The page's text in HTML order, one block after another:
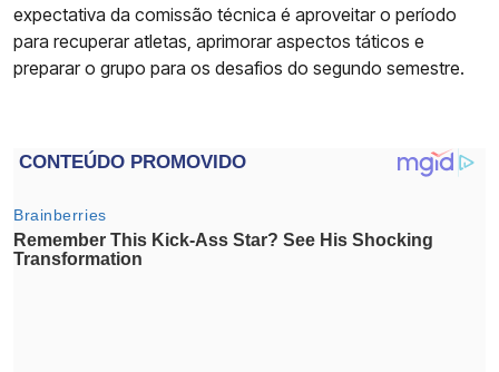
expectativa da comissão técnica é aproveitar o período
para recuperar atletas, aprimorar aspectos táticos e
preparar o grupo para os desafios do segundo semestre.